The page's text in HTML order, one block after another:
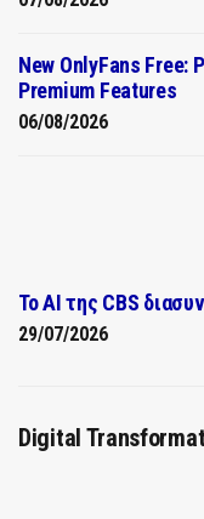
New OnlyFans
Premium Features
06/08/2026
Το AI της CBS
29/07/2026
Digital